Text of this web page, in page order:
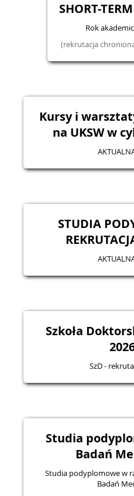
SHORT-
Rok
(rekrutacja
Kursy i
na UKSW w
STUDIA
Szkoła
SzD -
Studia
Badań
Studia podyplomowe w
Badań